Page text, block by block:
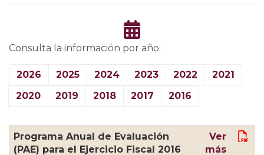
Consulta la información por año:
2026 2025 2024 2023 2022
2021
2020
2019 2018 2017 2016
Programa Anual de Evaluación
(PAE) para el Ejercicio Fiscal 2016
Ver
más